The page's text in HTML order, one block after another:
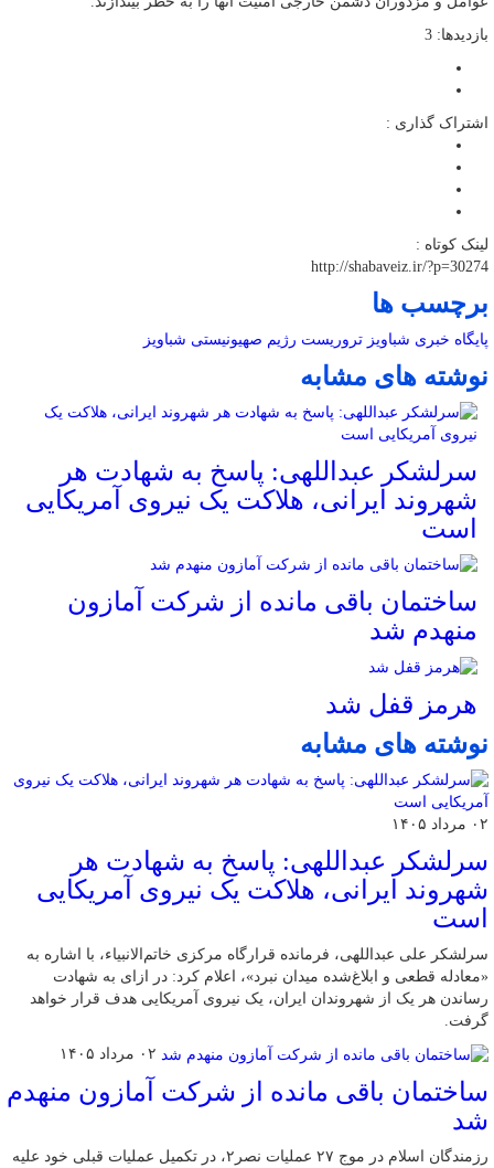
بازدیدها: 3
اشتراک گذاری :
لینک کوتاه :
http://shabaveiz.ir/?p=30274
برچسب ها
پایگاه خبری شباویز تروریست رژیم صهیونیستی شباویز
نوشته های مشابه
سرلشکر عبداللهی: پاسخ به شهادت هر
شهروند ایرانی، هلاکت یک نیروی آمریکایی
است
ساختمان باقی مانده از شرکت آمازون
منهدم شد
هرمز قفل شد
نوشته های مشابه
۰۲ مرداد ۱۴۰۵
سرلشکر عبداللهی: پاسخ به شهادت هر
شهروند ایرانی، هلاکت یک نیروی آمریکایی
است
سرلشکر علی عبداللهی، فرمانده قرارگاه مرکزی خاتم‌الانبیاء، با اشاره به
«معادله قطعی و ابلاغ‌شده میدان نبرد»، اعلام کرد: در ازای به شهادت
رساندن هر یک از شهروندان ایران، یک نیروی آمریکایی هدف قرار خواهد
گرفت.
۰۲ مرداد ۱۴۰۵
ساختمان باقی مانده از شرکت آمازون منهدم
شد
رزمندگان اسلام در موج ۲۷ عملیات نصر۲، در تکمیل عملیات قبلی خود علیه